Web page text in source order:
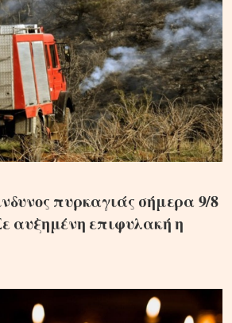
πυρκαγιάς σήμερα 9/8
αυξημένη επιφυλακή η